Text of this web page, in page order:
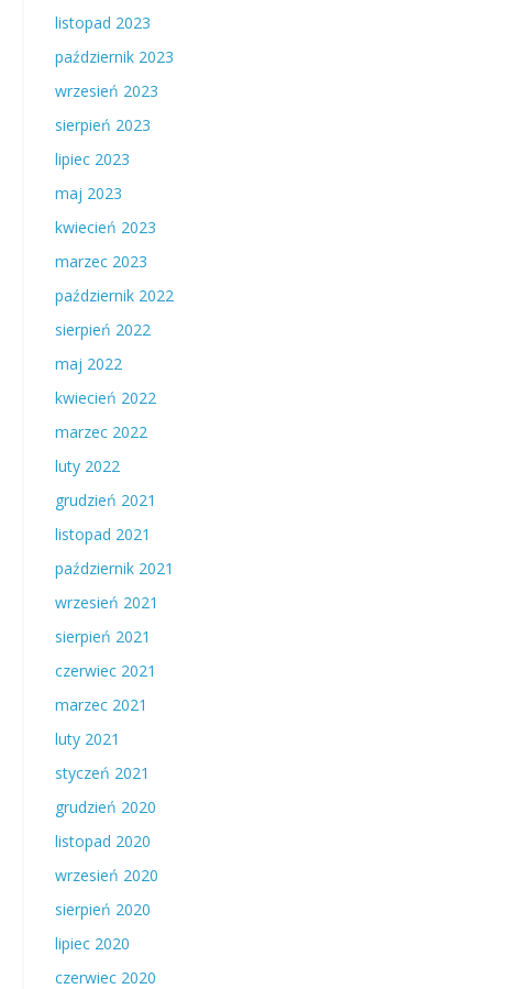
listopad 2023
październik 2023
wrzesień 2023
sierpień 2023
lipiec 2023
maj 2023
kwiecień 2023
marzec 2023
październik 2022
sierpień 2022
maj 2022
kwiecień 2022
marzec 2022
luty 2022
grudzień 2021
listopad 2021
październik 2021
wrzesień 2021
sierpień 2021
czerwiec 2021
marzec 2021
luty 2021
styczeń 2021
grudzień 2020
listopad 2020
wrzesień 2020
sierpień 2020
lipiec 2020
czerwiec 2020